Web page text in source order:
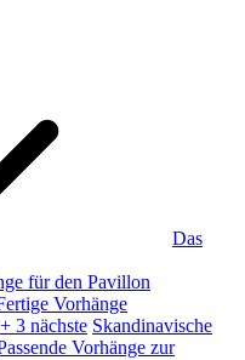
Das
für den Pavillon
Vorhänge
+ 3 nächste Skandinavische
Vorhänge zur